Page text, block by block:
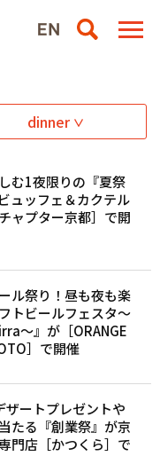
dinner
む1夜限りの『夏祭
ュッフェ＆カクテル
ャプター京都］で開
ル祭り！昼も夜も楽
トビールフェスタ～
～』が［ORANGE
］で開催
ザートプレゼントや
たる『創業祭』が京
門店［かつくら］で